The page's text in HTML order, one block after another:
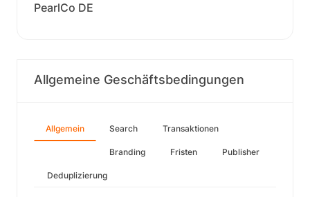
PearlCo DE
Allgemeine Geschäftsbedingungen
Allgemein Search Transaktionen
Branding Fristen Publisher
Deduplizierung